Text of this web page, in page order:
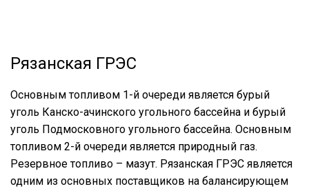
Рязанская ГРЭС
Основным топливом 1-й очереди является бурый
уголь Канско-ачинского угольного бассейна и бурый
уголь Подмосковного угольного бассейна. Основным
топливом 2-й очереди является природный газ.
Резервное топливо – мазут. Рязанская ГРЭС является
одним из основных поставщиков на балансирующем